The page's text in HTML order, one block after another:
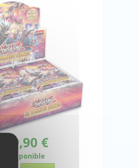
99,90 €
Disponible